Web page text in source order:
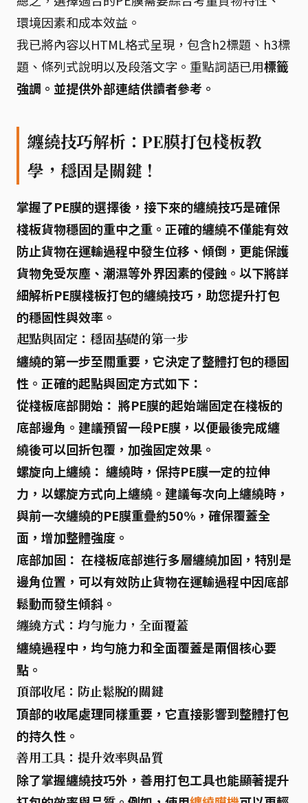
環境因素和成本效益。
我已將內容以HTML格式呈現，包含h2標題、h3標
題、條列式說明以及段落文字。重點詞語已用標籤
強調。並提供外部連結供讀者參考。
纏繞技巧解析：PE膜打包棧板教
學，穩固是關鍵！
掌握了PE膜的選擇後，接下來的纏繞技巧是確保
棧板貨物穩固的重中之重。正確的纏繞不僅能有效
防止貨物在運輸過程中發生位移、傾倒，更能保護
貨物免受灰塵、潮濕等外界因素的侵蝕。以下將詳
細解析PE膜棧板打包的纏繞技巧，助您提升打包
的穩固性與效率。
起點與固定：穩固基礎的第一步
纏繞的第一步至關重要，它決定了整體打包的穩固
性。正確的起點與固定方式如下：
從棧板底部開始： 將PE膜的起始端固定在棧板的
底部邊角。建議預留一段PE膜，以便最後完成纏
繞後可以回折包覆，加強固定效果。
螺旋向上纏繞： 纏繞時，保持PE膜一定的拉伸
力，以螺旋方式向上纏繞。建議每次向上纏繞時，
與前一次纏繞的PE膜重疊約50%，確保覆蓋全
面，增加整體強度。
底部加固： 在棧板底部進行多層纏繞加固，特別是
邊角位置，可以有效防止貨物在運輸過程中因底部
鬆動而發生傾斜。
纏繞方式：均勻施力，全面覆蓋
纏繞過程中， 均勻施力和全面覆蓋是兩個核心要
點。
頂部收尾：防止鬆脫的關鍵
頂部的收尾處理同樣重要，它直接影響到整體打包
的持久性。
善用工具：提升效率與品質
除了掌握纏繞技巧外， 善用打包工具也能顯著提升